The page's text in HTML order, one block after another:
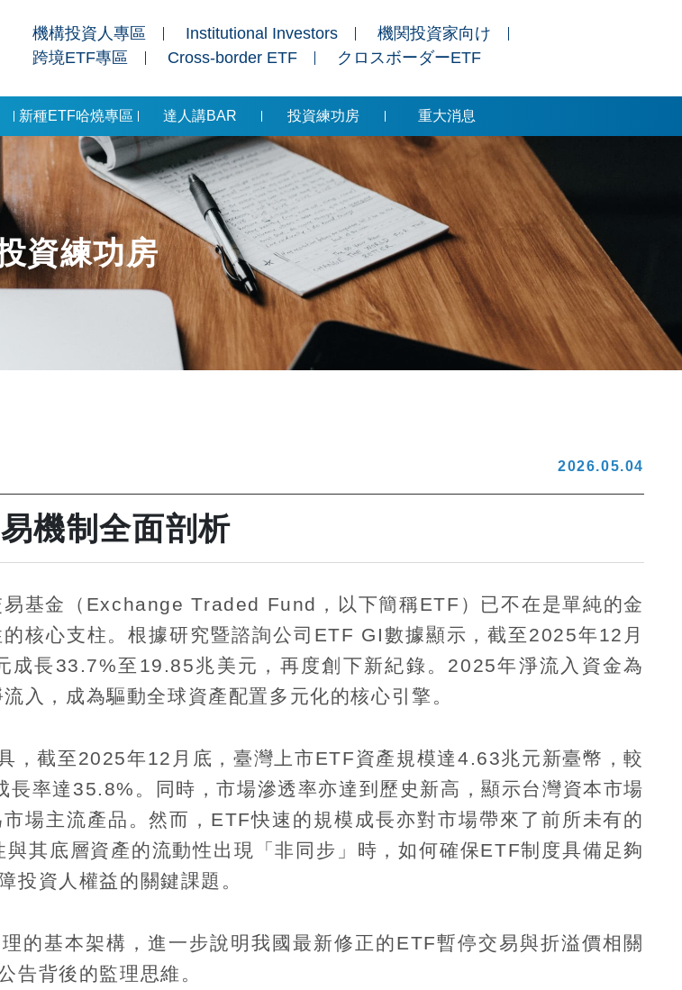
機構投資人專區 Institutional Investors
機関投資家向け
跨境ETF專區
Cross-border ETF クロスボーダーETF
新種ETF哈燒專區 達人講BAR 投資練功房 重大消息
資練功房
2026.05.04
機制全面剖析
基金（ Exchange Traded Fund ，以下簡稱ETF ）已不在是單純的金
核心支柱。根據研究暨諮詢公司 ETF GI數據顯示，截至2025年12 月
成長 33.7%至 19.85兆美元，再度創下新紀錄。 2025年淨流入資金為
入，成為驅動全球資產配置多元化的核心引擎。
，截至2025年12 月底，臺灣上市ETF資產規模達4.63兆元新臺幣，較
長率達 35.8% 。同時，市場滲透率亦達到歷史新高，顯示台灣資本市場
場主流產品。然而， ETF快速的規模成長亦對市場帶來了前所未有的
與其底層資產的流動性出現「非同步」時，如何確保ETF制度具備足夠
投資人權益的關鍵課題。
的基本架構，進一步說明我國最新修正的ETF暫停交易與折溢價相關
告背後的監理思維。